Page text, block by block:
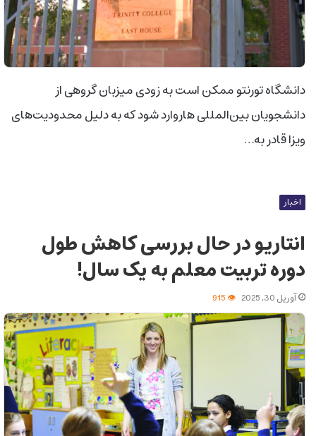
دانشگاه تورنتو ممکن است به زودی میزبان گروهی از
دانشجویان بین‌المللی هاروارد شود که به دلیل محدودیت‌های
ویزا قادر به…
اخبار
انتاریو در حال بررسی کاهش طول
دوره تربیت معلم به یک سال!
آوریل 30, 2025